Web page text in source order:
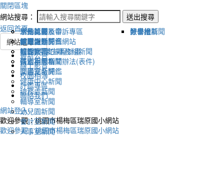
關閉區塊
網站搜尋：
送出搜尋
返回首頁
網站選單
最新公告
宣傳新聞
榮譽榜
教導處新聞
教學組新聞
輔導室-學生事務組新聞
研習相關新聞
圖書室新聞
健康中心新聞
總務處新聞
輔導室新聞
幼兒園新聞
會計室新聞
人事室新聞
線上影音
活動比賽影音
新聞報導影音
校園影音
好書推薦
各處室影音
校園相簿
活動剪影
體育活動
適性社團
評鑑專區
學生獎懲及申訴專區
健康促進評鑑網站
115學年度課程計畫
性別平等相關辦法(表件)
交通安全評鑑
聯絡我們
網站登入
歡迎參觀：桃園市楊梅區瑞原國小網站
歡迎參觀：桃園市楊梅區瑞原國小網站